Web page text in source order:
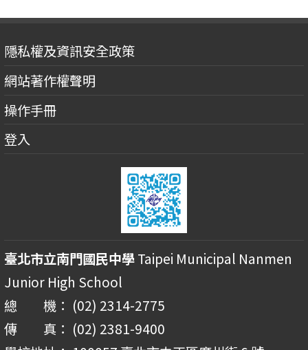
隱私權及資訊安全政策
網站著作權聲明
操作手冊
登入
臺北市立南門國民中學Taipei Municipal Nanmen
Junior High School
總 機： (02) 2314-2775
傳 真： (02) 2381-9400